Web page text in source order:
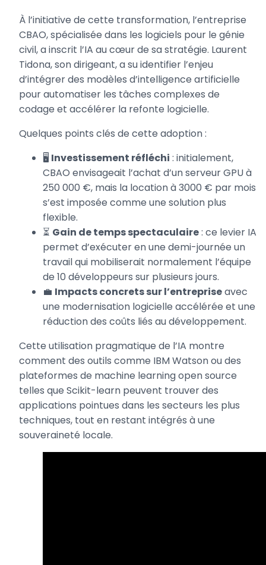
À l’initiative de cette transformation, l’entreprise
CBAO, spécialisée dans les logiciels pour le génie
civil, a inscrit l’IA au cœur de sa stratégie. Laurent
Tidona, son dirigeant, a su identifier l’enjeu
d’intégrer des modèles d’intelligence artificielle
pour automatiser les tâches complexes de
codage et accélérer la refonte logicielle.
Quelques points clés de cette adoption :
🖥️ Investissement réfléchi : initialement,
CBAO envisageait l’achat d’un serveur GPU à
250 000 €, mais la location à 3000 € par mois
s’est imposée comme une solution plus
flexible.
⏳ Gain de temps spectaculaire: ce levier IA
permet d’exécuter en une demi-journée un
travail qui mobiliserait normalement l’équipe
de 10 développeurs sur plusieurs jours.
💼 Impacts concrets sur l’entrepriseavec
une modernisation logicielle accélérée et une
réduction des coûts liés au développement.
Cette utilisation pragmatique de l’IA montre
comment des outils comme IBM Watson ou des
plateformes de machine learning open source
telles que Scikit-learn peuvent trouver des
applications pointues dans les secteurs les plus
techniques, tout en restant intégrés à une
souveraineté locale.